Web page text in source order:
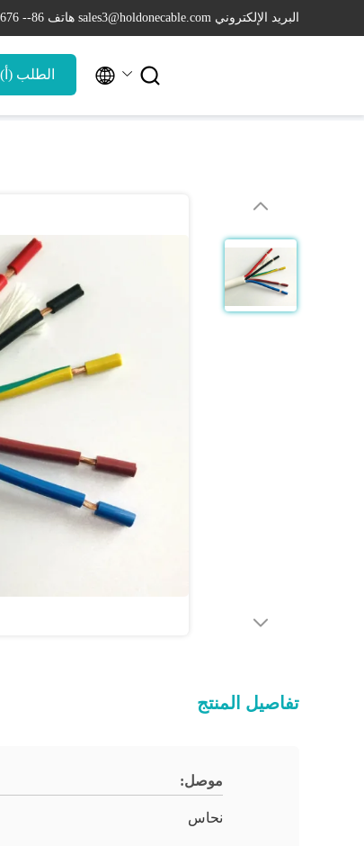
البريد الإلكتروني sales3@holdonecable.com هاتف 86-- 19026815676
الطلب  
تفاصيل المنتج
موصل:
نحاس